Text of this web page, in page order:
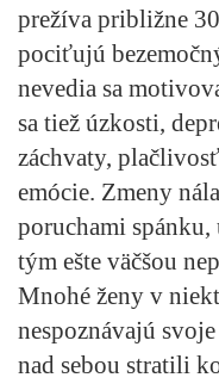
prežíva približne
pociťujú
nevedia sa
sa tiež úzkosti,
záchvaty,
emócie. Zmeny
poruchami
tým ešte väčšou
Mnohé ženy v
nespoznávajú
nad sebou stratili